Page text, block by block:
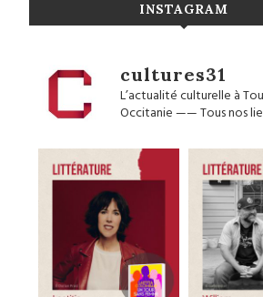
INSTAGRAM
cultures31
L’actualité culturelle à
Occitanie——Tous nos